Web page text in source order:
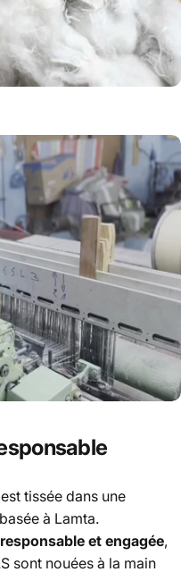
tissée dans une
à Lamta.
et engagée,
sont nouées à la main